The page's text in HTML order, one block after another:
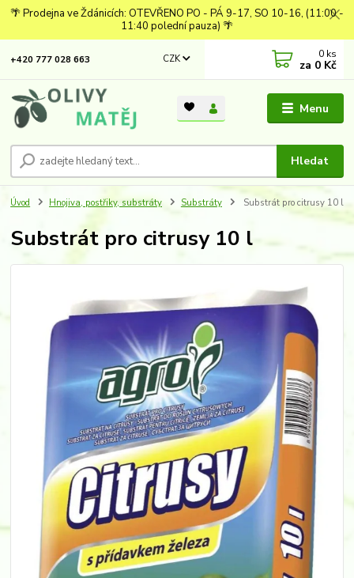
🌴 Prodejna ve Ždánicích: OTEVŘENO PO - PÁ 9-17, SO 10-16, (11:00 -
11:40 polední pauza) 🌴
Menu
CZK
Hledat
+420 777 028 663 0 ks
za 0 Kč
Úvod Hnojiva, postřiky, substráty Substráty Substrát pro citrusy 10 l
Substrát pro citrusy 10 l